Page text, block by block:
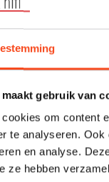
gebruik van
om content
te analyseren.
en analyse.
ze hebben